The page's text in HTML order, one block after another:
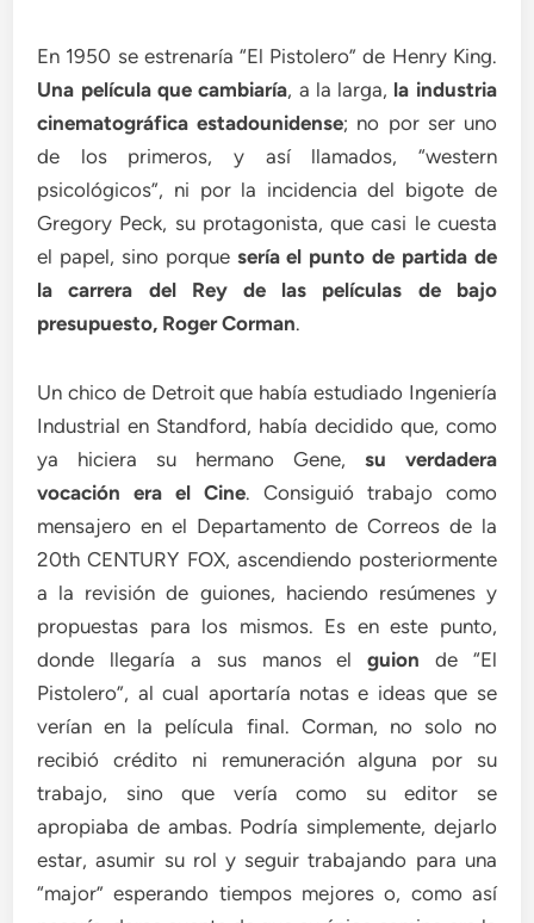
En 1950 se estrenaría “El Pistolero” de Henry King.
Una película que cambiaría, a la larga, la industria
cinematográfica estadounidense; no por ser uno
de los primeros, y así llamados, “western
psicológicos”, ni por la incidencia del bigote de
Gregory Peck, su protagonista, que casi le cuesta
el papel, sino porque sería el punto de partida de
la carrera del Rey de las películas de bajo
presupuesto, Roger Corman.
Un chico de Detroit que había estudiado Ingeniería
Industrial en Standford, había decidido que, como
ya hiciera su hermano Gene, su verdadera
vocación era el Cine. Consiguió trabajo como
mensajero en el Departamento de Correos de la
20th CENTURY FOX, ascendiendo posteriormente
a la revisión de guiones, haciendo resúmenes y
propuestas para los mismos. Es en este punto,
donde llegaría a sus manos elguion de “El
Pistolero”, al cual aportaría notas e ideas que se
verían en la película final. Corman, no solo no
recibió crédito ni remuneración alguna por su
trabajo, sino que vería como su editor se
apropiaba de ambas. Podría simplemente, dejarlo
estar, asumir su rol y seguir trabajando para una
“major” esperando tiempos mejores o, como así